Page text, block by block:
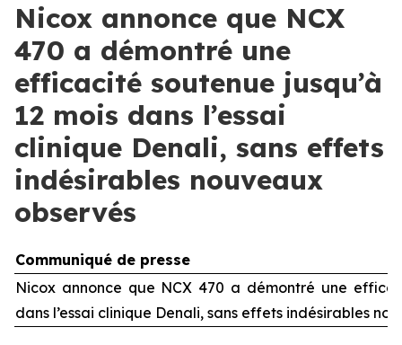
Nicox annonce que NCX
470 a démontré une
efficacité soutenue jusqu’à
12 mois dans l’essai
clinique Denali, sans effets
indésirables nouveaux
observés
Communiqué de presse
Nicox annonce que NCX 470 a démontré une
dans l’essai clinique Denali, sans effets indésirables